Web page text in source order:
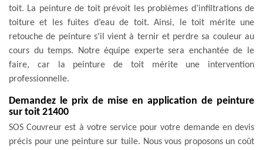
toit. La peinture de toit prévoit les problèmes d’infiltrations de
toiture et les fuites d’eau de toit. Ainsi, le toit mérite une
retouche de peinture s’il vient à ternir et perdre sa couleur au
cours du temps. Notre équipe experte sera enchantée de le
faire, car la peinture de toit mérite une intervention
professionnelle.
Demandez le prix de mise en application de peinture
sur toit 21400
SOS Couvreur est à votre service pour votre demande en devis
précis pour une peinture sur tuile. Nous vous proposons un coût